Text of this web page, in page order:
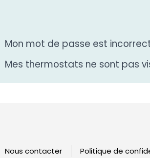
Mon mot de passe est
Mes thermostats ne sont pas
Nous contacter Politique de